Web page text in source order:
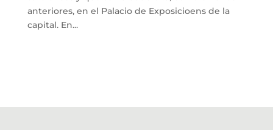
anteriores, en el Palacio de Exposicioens de la
capital. En...